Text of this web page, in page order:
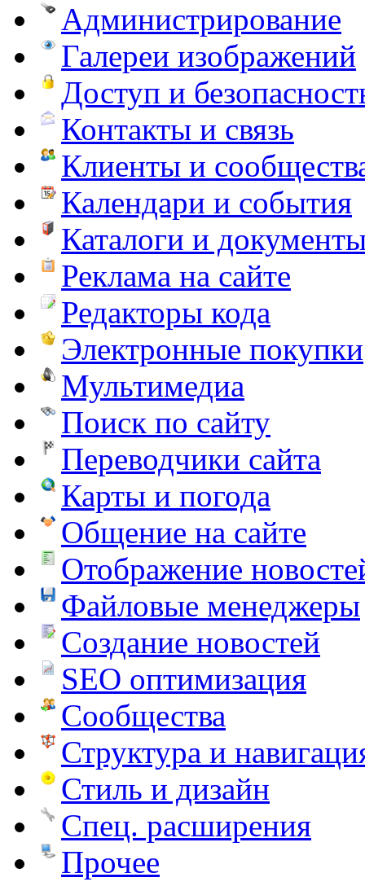
Администрирование
Галереи изображений
Доступ и
Контакты и связь
Клиенты и
Календари и события
Каталоги и
Реклама на сайте
Редакторы кода
Электронные покупки
Мультимедиа
Поиск по сайту
Переводчики сайта
Карты и погода
Общение на сайте
Отображение
Файловые менеджеры
Создание новостей
SEO оптимизация
Сообщества
Структура и
Стиль и дизайн
Спец. расширения
Прочее